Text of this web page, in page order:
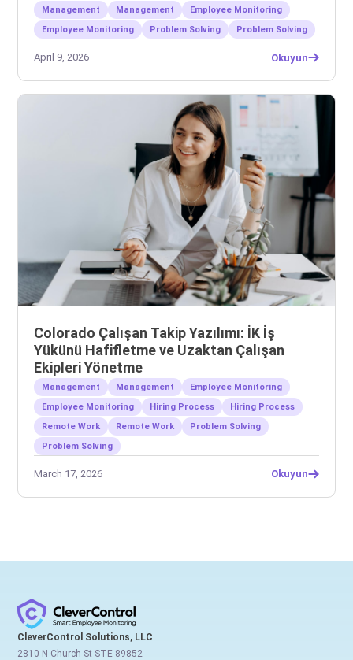
Management Management
Employee Monitoring
Employee Monitoring
Problem Solving Problem Solving
April 9, 2026 Okuyun
Colorado Çalışan Takip Yazılımı: İK İş
Yükünü Hafifletme ve Uzaktan Çalışan
Ekipleri Yönetme
Management Management
Employee Monitoring
Employee Monitoring
Hiring Process
Hiring Process
Remote Work
Remote Work
Problem Solving
Problem Solving
March 17, 2026 Okuyun
CleverControl Solutions, LLC
2810 N Church St STE 89852